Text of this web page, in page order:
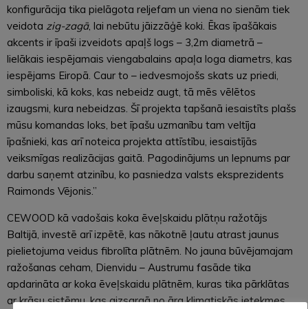
konfigurācija tika pielāgota reljefam un viena no sienām tiek
veidota zig-zagā, lai nebūtu jāizzāģē koki. Ēkas īpašākais
akcents ir īpaši izveidots apaļš logs – 3,2m diametrā –
lielākais iespējamais viengabalains apaļa loga diametrs, kas
iespējams Eiropā. Caur to – iedvesmojošs skats uz priedi,
simboliski, kā koks, kas nebeidz augt, tā mēs vēlētos
izaugsmi, kura nebeidzas. Šī projekta tapšanā iesaistīts plašs
mūsu komandas loks, bet īpašu uzmanību tam veltīja
īpašnieki, kas arī noteica projekta attīstību, iesaistījās
veiksmīgas realizācijas gaitā. Pagodinājums un lepnums par
darbu saņemt atzinību, ko pasniedza valsts eksprezidents
Raimonds Vējonis.”
CEWOOD kā vadošais koka ēveļskaidu plātņu ražotājs
Baltijā, investē arī izpētē, kas nākotnē ļautu atrast jaunus
pielietojuma veidus fibrolīta plātnēm. No jauna būvējamajam
ražošanas ceham, Dienvidu – Austrumu fasāde tika
apdarināta ar koka ēveļskaidu plātnēm, kuras tika pārklātas
ar krāsu sistēmu, kas aizsargā no āra klimatiskās ietekmes.